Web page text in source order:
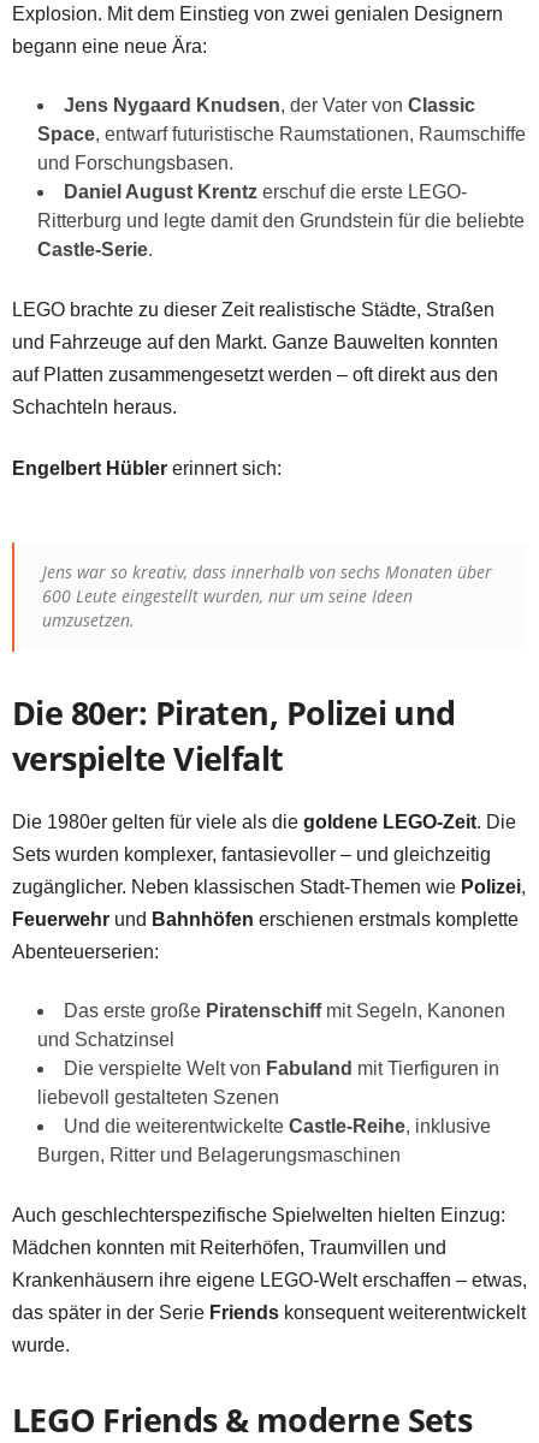
Explosion. Mit dem Einstieg von zwei genialen Designern
begann eine neue Ära:
Jens Nygaard Knudsen, der Vater von Classic
Space, entwarf futuristische Raumstationen, Raumschiffe
und Forschungsbasen.
Daniel August Krentz erschuf die erste LEGO-
Ritterburg und legte damit den Grundstein für die beliebte
Castle-Serie.
LEGO brachte zu dieser Zeit realistische Städte, Straßen
und Fahrzeuge auf den Markt. Ganze Bauwelten konnten
auf Platten zusammengesetzt werden – oft direkt aus den
Schachteln heraus.
Engelbert Hübler erinnert sich:
Jens war so kreativ, dass innerhalb von sechs Monaten über
600 Leute eingestellt wurden, nur um seine Ideen
umzusetzen.
Die 80er: Piraten, Polizei und
verspielte Vielfalt
Die 1980er gelten für viele als die goldene LEGO-Zeit. Die
Sets wurden komplexer, fantasievoller – und gleichzeitig
zugänglicher. Neben klassischen Stadt-Themen wie Polizei,
Feuerwehr und Bahnhöfen erschienen erstmals komplette
Abenteuerserien:
Das erste große Piratenschiffmit Segeln, Kanonen
und Schatzinsel
Die verspielte Welt von Fabuland mit Tierfiguren in
liebevoll gestalteten Szenen
Und die weiterentwickelte Castle-Reihe, inklusive
Burgen, Ritter und Belagerungsmaschinen
Auch geschlechterspezifische Spielwelten hielten Einzug:
Mädchen konnten mit Reiterhöfen, Traumvillen und
Krankenhäusern ihre eigene LEGO-Welt erschaffen – etwas,
das später in der Serie Friends konsequent weiterentwickelt
wurde.
LEGO Friends & moderne Sets